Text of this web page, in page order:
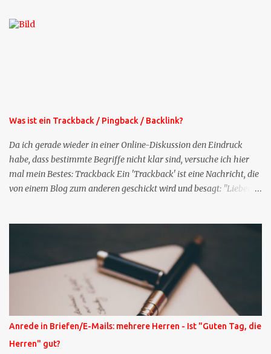
bekommen Sie kostenlos eine weitere Folge. Die Startsequenz ist 16
Was ist ein Trackback / Pingback / Backlink?
Da ich gerade wieder in einer Online-Diskussion den Eindruck
habe, dass bestimmte Begriffe nicht klar sind, versuche ich hier
mal mein Bestes: Trackback Ein 'Trackback' ist eine Nachricht, die
von einem Blog zum anderen geschickt wird und besagt: "Lieber
was ich zu deinem Inhalt zu sagen hatte." Diese
Nachrichtenfunktion wird 'angestoßen' in dem 'mein' Blog an die
'TrackbackURL' des Anderen einen 'Ping' schickt, d.h. ein paar
Parameter übergibt (URL meines Eintrags, Kurzzitat meines
Beitrags). Praktisch muss man nichts Anderes tun, als die
TrackbackURL beim Schreiben meines Beitrags in ein bestimmtes
Feld in meinem 'Blog-Redaktionssystem' einzufügen. Trackbacks
und TrackbackURLs sind heute recht selten. Das Trackback-
Anrede in Briefen/E-Mails: mehrere Herren - Ist "Guten Tag, die
Herren" gut?